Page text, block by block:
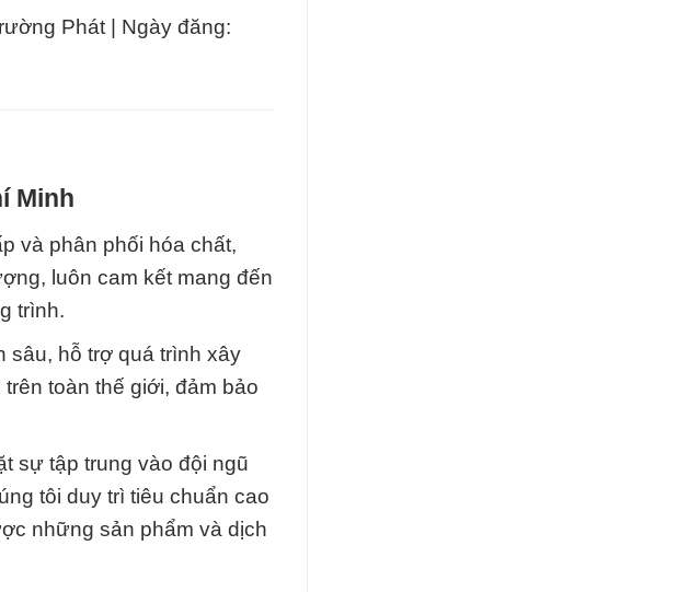
Phát | Ngày đăng:
Minh
và phân phối hóa chất,
luôn cam kết mang đến
trình.
sâu, hỗ trợ quá trình xây
toàn thế giới, đảm bảo
sự tập trung vào đội ngũ
tôi duy trì tiêu chuẩn cao
những sản phẩm và dịch